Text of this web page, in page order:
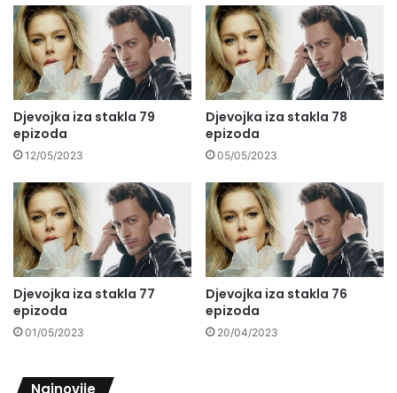
Djevojka iza stakla 79
epizoda
12/05/2023
Djevojka iza stakla 78
epizoda
05/05/2023
Djevojka iza stakla 77
epizoda
01/05/2023
Djevojka iza stakla 76
epizoda
20/04/2023
Najnovije